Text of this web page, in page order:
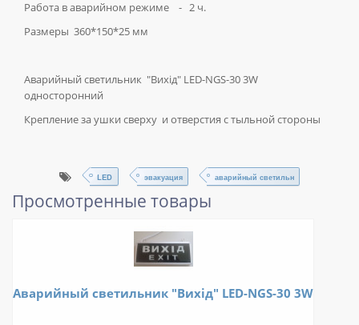
Работа в аварийном режиме - 2 ч.
Размеры 360*150*25 мм
Аварийный светильник "Вихід" LED-NGS-30 3W
односторонний
Крепление за ушки сверху и отверстия с тыльной стороны
LED эвакуация аварийный светильн
Просмотренные товары
Аварийный светильник "Вихід" LED-NGS-30 3W